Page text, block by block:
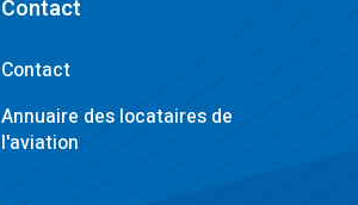
Contact
Contact
Annuaire des locataires de
l'aviation